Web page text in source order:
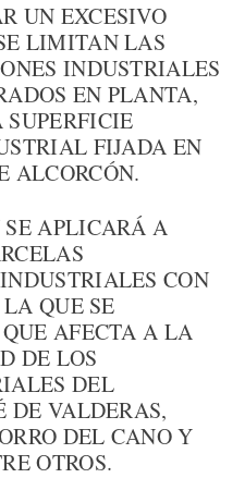
UN EXCESIVO
LIMITAN LAS
INDUSTRIALES
EN PLANTA,
FIJADA EN
ALCORCÓN.
APLICARÁ A
CON
QUE SE
AFECTA A LA
DE LOS
DEL
DE VALDERAS,
DEL CANO Y
OTROS.